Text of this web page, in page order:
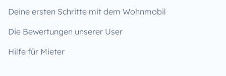
Deine ersten Schritte mit dem Wohnmobil
Die Bewertungen unserer User
Hilfe für Mieter